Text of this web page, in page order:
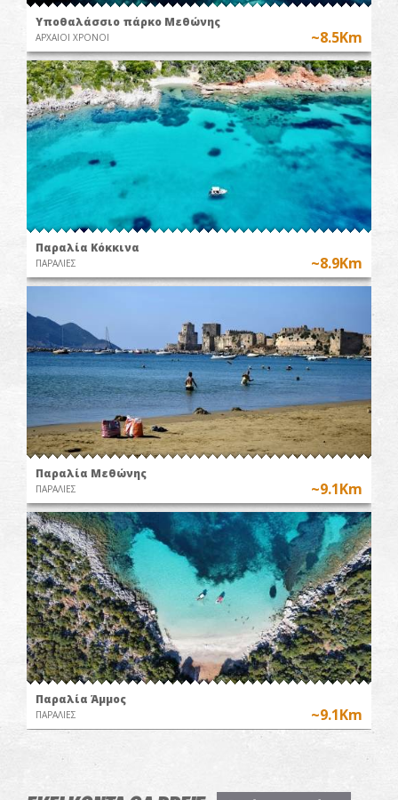
Υποθαλάσσιο πάρκο Μεθώνης
ΑΡΧΑΙΟΙ ΧΡΟΝΟΙ ~8.5Km
Παραλία Κόκκινα
ΠΑΡΑΛΙΕΣ ~8.9Km
Παραλία Μεθώνης
ΠΑΡΑΛΙΕΣ ~9.1Km
Παραλία Άμμος
ΠΑΡΑΛΙΕΣ ~9.1Km